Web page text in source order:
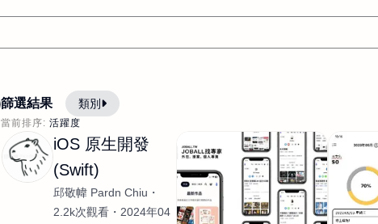
篩選結果 類別
當前排序: 活躍度
翻譯 網頁設計 軟體開發
影片剪輯
平面設計師 AI影片製作 P圖改圖修圖
設計插畫
商業攝影 廣告行銷服務 室
網站設計與架設
WordPress網站架設與網站維護救援 生產設計
iOS 原生開發
(Swift)
邱敬幃 Pardn Chiu
2.2k次觀看
2024年04